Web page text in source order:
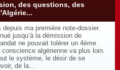
des questions, des
ma première note-dossier.
jusqu’à la démission de
ne pouvait tolérer un 4ème
algérienne va plus loin.
le système, le désir de se
de la...